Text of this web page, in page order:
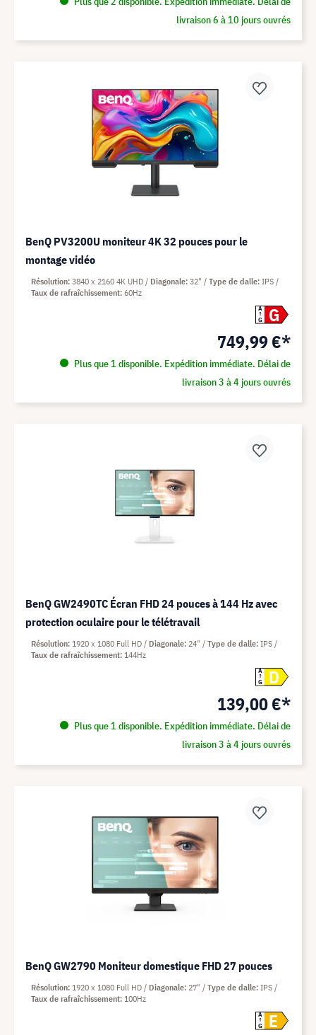
livraison 6 à 10 jours ouvrés
BenQ PV3200U moniteur 4K 32 pouces pour le
montage vidéo
A
G
G
749,99 €*
Plus que 1 disponible. Expédition immédiate. Délai de
livraison 3 à 4 jours ouvrés
Résolution 3840 x 2160 4K UHD Diagonale 32" Type de dalle IPS
Taux de rafraîchissement 60Hz
BenQ GW2490TC Écran FHD 24 pouces à 144 Hz avec
protection oculaire pour le télétravail
A
G
D
139,00 €*
Plus que 1 disponible. Expédition immédiate. Délai de
livraison 3 à 4 jours ouvrés
Résolution 1920 x 1080 Full HD Diagonale 24" Type de dalle IPS
Taux de rafraîchissement 144Hz
BenQ GW2790 Moniteur domestique FHD 27 pouces
A
G
E
Résolution 1920 x 1080 Full HD Diagonale 27" Type de dalle IPS
Taux de rafraîchissement 100Hz